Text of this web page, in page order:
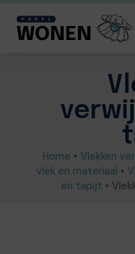
Home • Vlekken
vlek en materiaal •
en tapijt •